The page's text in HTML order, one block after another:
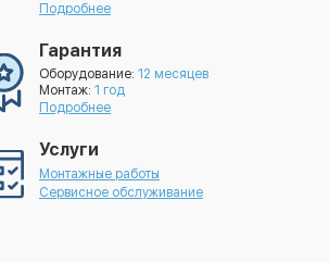
Подробнее
Гарантия
Оборудование: 12 месяцев
Монтаж: 1 год
Подробнее
Услуги
Монтажные работы
Сервисное обслуживание